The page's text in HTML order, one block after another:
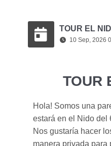
TOUR EL
10 Sep, 2026
TOUR
Hola! Somos una
estará en el Nido del
Nos gustaría hacer
manera privada para